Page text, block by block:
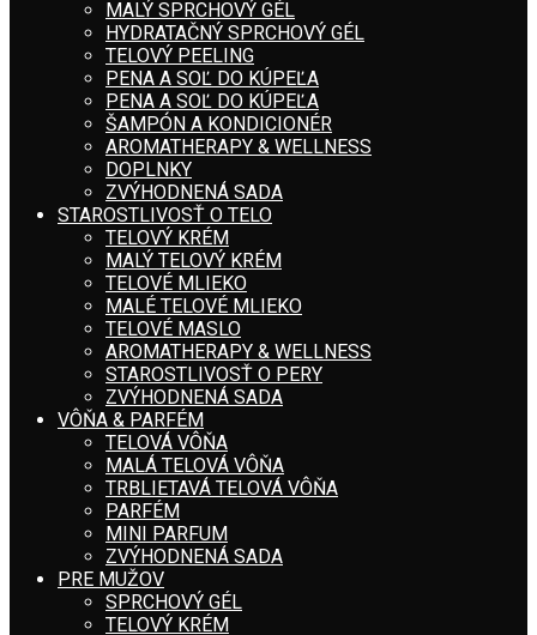
MALÝ SPRCHOVÝ GÉL
HYDRATAČNÝ SPRCHOVÝ GÉL
TELOVÝ PEELING
PENA A SOĽ DO KÚPEĽA
PENA A SOĽ DO KÚPEĽA
ŠAMPÓN A KONDICIONÉR
AROMATHERAPY & WELLNESS
DOPLNKY
ZVÝHODNENÁ SADA
STAROSTLIVOSŤ O TELO
TELOVÝ KRÉM
MALÝ TELOVÝ KRÉM
TELOVÉ MLIEKO
MALÉ TELOVÉ MLIEKO
TELOVÉ MASLO
AROMATHERAPY & WELLNESS
STAROSTLIVOSŤ O PERY
ZVÝHODNENÁ SADA
VÔŇA & PARFÉM
TELOVÁ VÔŇA
MALÁ TELOVÁ VÔŇA
TRBLIETAVÁ TELOVÁ VÔŇA
PARFÉM
MINI PARFUM
ZVÝHODNENÁ SADA
PRE MUŽOV
SPRCHOVÝ GÉL
TELOVÝ KRÉM